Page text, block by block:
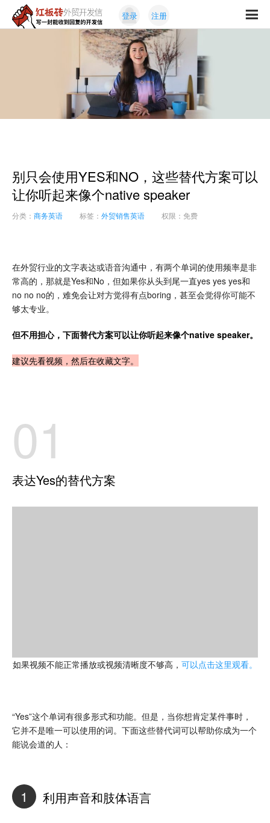
红
信
回
发
信
登录 注册
别只会使用YES和NO，这些替代方案可以
让你听起来像个native speaker
分类： 商务英语 标签： 外贸销售英语 权限：免费
在外贸行业的文字表达或语音沟通中，有两个单词的使用频率是非
常高的，那就是Yes和No，但如果你从头到尾一直yes yes yes和
no no no的，难免会让对方觉得有点boring，甚至会觉得你可能不
够太专业。
但不用担心，下面替代方案可以让你听起来像个native speaker。
建议先看视频，然后在收藏文字。
01
表达Yes的替代方案
如果视频不能正常播放或视频清晰度不够高， 可以点击这里观看。
“Yes”这个单词有很多形式和功能。但是，当你想肯定某件事时，
它并不是唯一可以使用的词。下面这些替代词可以帮助你成为一个
能说会道的人：
1 利用声音和肢体语言